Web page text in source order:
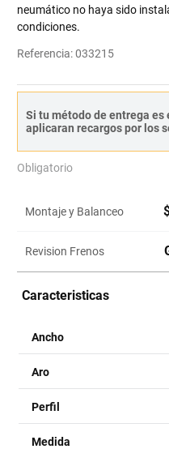
neumático no haya sido
condiciones.
Referencia:033215
Si tu método de entrega es
aplicaran recargos por los
Obligatorio
Montaje y Balanceo
Revision Frenos
Caracteristicas
Ancho
Aro
Perfil
Medida